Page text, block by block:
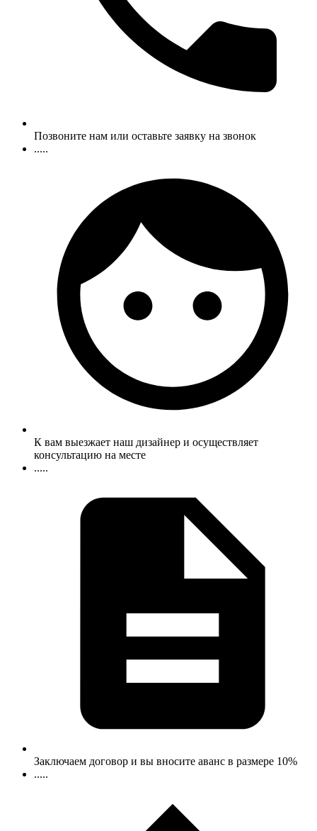
Позвоните нам или оставьте заявку на звонок
.....
К вам выезжает наш дизайнер и осуществляет
консультацию на месте
.....
Заключаем договор и вы вносите аванс в размере 10%
.....